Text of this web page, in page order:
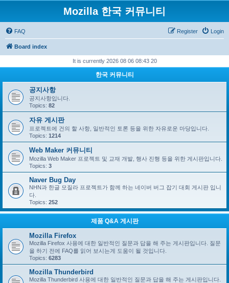
Mozilla 한국 커뮤니티
FAQ Login
Register
Board index
It is currently 2026 08 06 08:43 20
한국 커뮤니티
공지사항
공지사항입니다.
Topics: 82
자유 게시판
프로젝트에 건의 할 사항, 일반적인 토론 등을 위한 자유로운 마당입니다.
Topics: 1214
Web Maker 커뮤니티
Mozilla Web Maker 프로젝트 및 교재 개발, 행사 진행 등을 위한 게시판입니다.
Topics: 3
Naver Bug Day
NHN과 한글 모질라 프로젝트가 함께 하는 네이버 버그 잡기 대회 게시판 입니
다.
Topics: 252
제품 Q&A 게시판
Mozilla Firefox
Mozilla Firefox 사용에 대한 일반적인 질문과 답을 해 주는 게시판입니다. 질문
을 하기 전에 FAQ를 읽어 보시는게 도움이 될 것입니다.
Topics: 6283
Mozilla Thunderbird
Mozilla Thunderbird 사용에 대한 일반적인 질문과 답을 해 주는 게시판입니다.